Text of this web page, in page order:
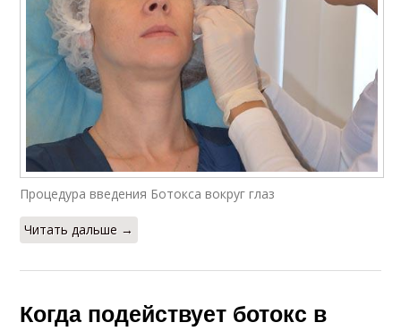
Ботокс на лице Ботокс на глаза
Процедура введения Ботокса вокруг глаз
Читать дальше →
Когда подействует ботокс в